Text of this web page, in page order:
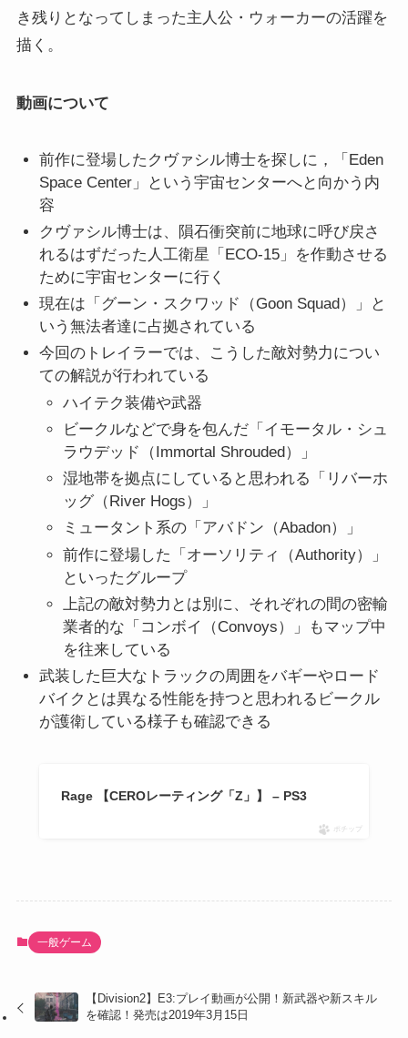
き残りとなってしまった主人公・ウォーカーの活躍を
描く。
動画について
前作に登場したクヴァシル博士を探しに，「Eden
Space Center」という宇宙センターへと向かう内
容
クヴァシル博士は、隕石衝突前に地球に呼び戻さ
れるはずだった人工衛星「ECO-15」を作動させる
ために宇宙センターに行く
現在は「グーン・スクワッド（Goon Squad）」と
いう無法者達に占拠されている
今回のトレイラーでは、こうした敵対勢力につい
ての解説が行われている
ハイテク装備や武器
ビークルなどで身を包んだ「イモータル・シュ
ラウデッド（Immortal Shrouded）」
湿地帯を拠点にしていると思われる「リバーホ
ッグ（River Hogs）」
ミュータント系の「アバドン（Abadon）」
前作に登場した「オーソリティ（Authority）」
といったグループ
上記の敵対勢力とは別に、それぞれの間の密輸
業者的な「コンボイ（Convoys）」もマップ中
を往来している
武装した巨大なトラックの周囲をバギーやロード
バイクとは異なる性能を持つと思われるビークル
が護衛している様子も確認できる
Rage 【CEROレーティング「Z」】 – PS3
ポチップ
一般ゲーム
【Division2】E3:プレイ動画が公開！新武器や新スキル
を確認！発売は2019年3月15日